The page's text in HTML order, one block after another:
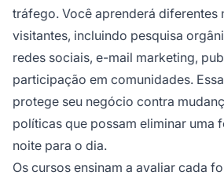
tráfego. Você aprenderá diferentes
visitantes, incluindo pesquisa
redes sociais, e-mail marketing,
participação em comunidades.
protege seu negócio contra
políticas que possam eliminar uma
noite para o dia.
Os cursos ensinam a avaliar cada